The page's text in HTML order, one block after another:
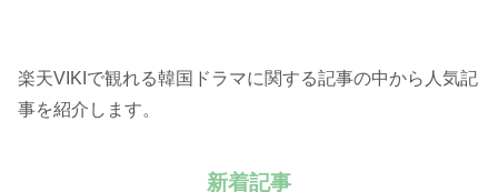
楽天VIKIで観れる韓国ドラマに関する記事の中から人気記
事を紹介します。
新着記事